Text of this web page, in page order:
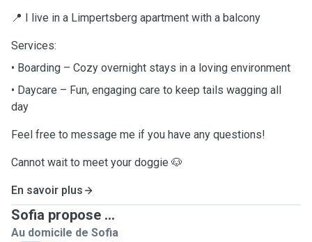
📍 I live in a Limpertsberg apartment with a balcony
Services:
• Boarding – Cozy overnight stays in a loving environment
• Daycare – Fun, engaging care to keep tails wagging all
day
Feel free to message me if you have any questions!
Cannot wait to meet your doggie 🐶
En savoir plus
Sofia propose ...
Au domicile de Sofia